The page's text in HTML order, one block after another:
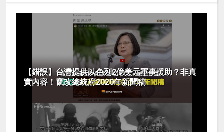
【錯誤】台灣提供以色列2億美元軍事援助？非真
實內容！竄改總統府2020年新聞稿